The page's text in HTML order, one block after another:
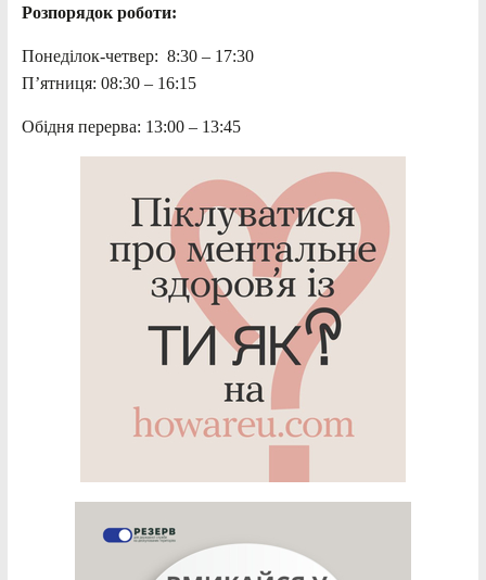
Розпорядок роботи:
Понеділок-четвер: 8:30 – 17:30
П’ятниця: 08:30 – 16:15
Обідня перерва: 13:00 – 13:45